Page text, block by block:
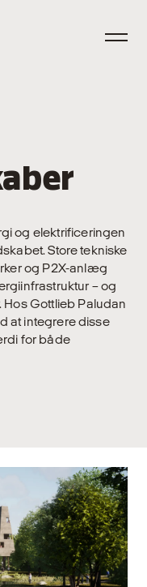
og elektrificeringen
Store tekniske
og P2X-anlæg
– og
Gottlieb Paludan
at integrere disse
for både